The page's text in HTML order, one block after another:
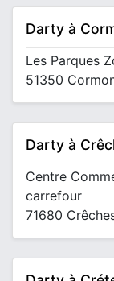
Darty à
Les Parques
51350
Darty à
Centre
carrefour
71680